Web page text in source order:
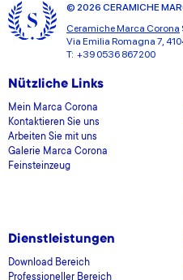
© 2026 CERAMICHE
Ceramiche Marca Corona
Via Emilia Romagna 7,
T: +39 0536 867200
Nützliche Links
Mein Marca Corona
Kontaktieren Sie uns
Arbeiten Sie mit uns
Galerie Marca Corona
Feinsteinzeug
Dienstleistungen
Download Bereich
Professioneller Bereich